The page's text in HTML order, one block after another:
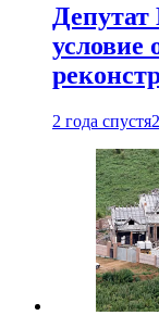
Депутат
условие
2 года спустя